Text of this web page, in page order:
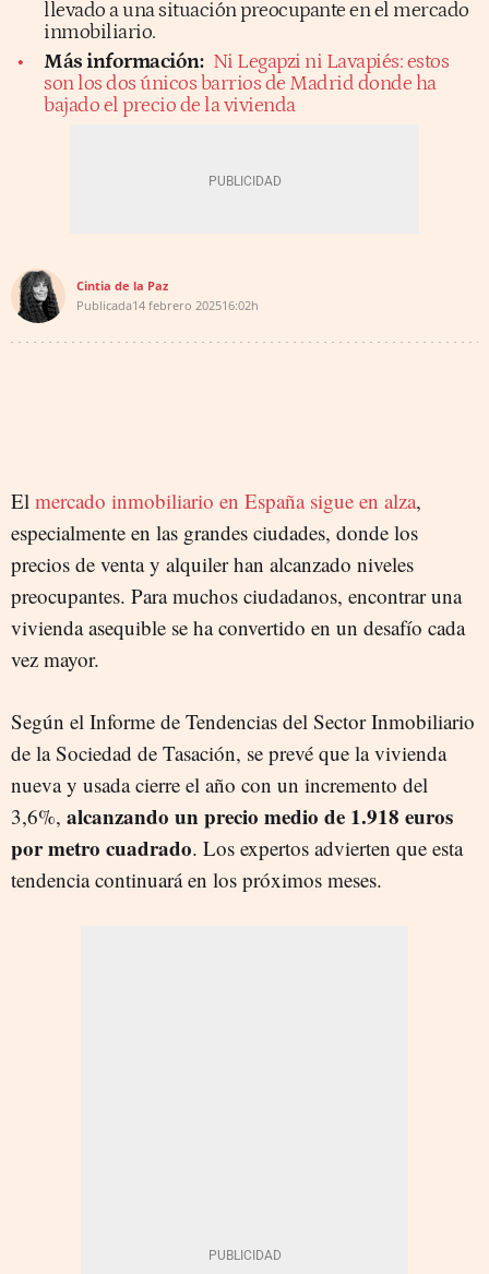
llevado a una situación preocupante en el mercado
inmobiliario.
Más información: Ni Legapzi ni Lavapiés: estos
son los dos únicos barrios de Madrid donde ha
bajado el precio de la vivienda
Cintia de la Paz
Publicada14 febrero 202516:02h
El mercado inmobiliario en España sigue en alza,
especialmente en las grandes ciudades, donde los
precios de venta y alquiler han alcanzado niveles
preocupantes. Para muchos ciudadanos, encontrar una
vivienda asequible se ha convertido en un desafío cada
vez mayor.
Según el Informe de Tendencias del Sector Inmobiliario
de la Sociedad de Tasación, se prevé que la vivienda
nueva y usada cierre el año con un incremento del
3,6%, alcanzando un precio medio de 1.918 euros
por metro cuadrado. Los expertos advierten que esta
tendencia continuará en los próximos meses.